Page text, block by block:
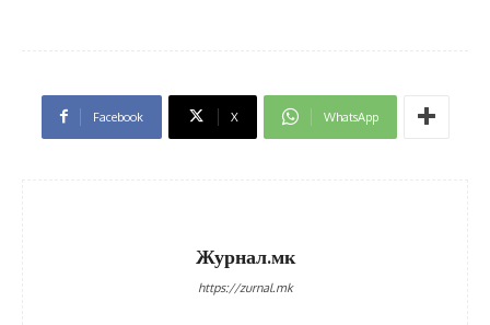
Facebook X WhatsApp
Журнал.мк
https://zurnal.mk